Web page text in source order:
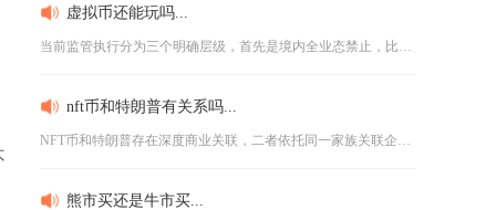
虚拟币还能玩吗...
当前监管执行分为三个明确层级，首先是境内全业态禁止，比特币、...
nft币和特朗普有关系吗...
NFT币和特朗普存在深度商业关联，二者依托同一家族关联企业打...
熊市买还是牛市买...